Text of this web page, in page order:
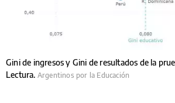
Gini de ingresos y Gini de resultados de la
Lectura. Argentinos por la Educación